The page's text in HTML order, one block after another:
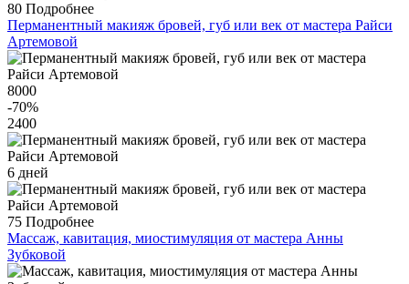
80 Подробнее
Перманентный макияж бровей, губ или век от мастера Райси
Артемовой
8000
-70%
2400
6 дней
75 Подробнее
Массаж, кавитация, миостимуляция от мастера Анны
Зубковой